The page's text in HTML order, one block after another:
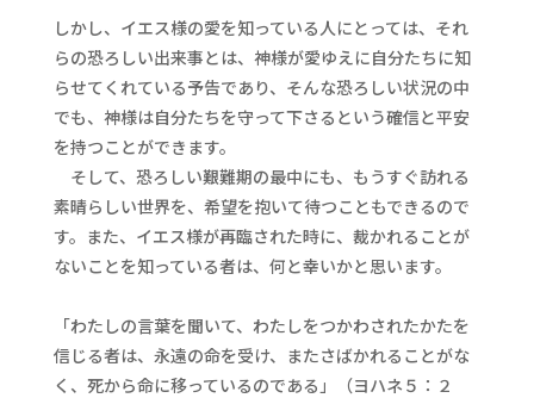
しかし、イエス様の愛を知っている人にとっては、それ
らの恐ろしい出来事とは、神様が愛ゆえに自分たちに知
らせてくれている予告であり、そんな恐ろしい状況の中
でも、神様は自分たちを守って下さるという確信と平安
を持つことができます。
そして、恐ろしい艱難期の最中にも、もうすぐ訪れる
素晴らしい世界を、希望を抱いて待つこともできるので
す。また、イエス様が再臨された時に、裁かれることが
ないことを知っている者は、何と幸いかと思います。
「わたしの言葉を聞いて、わたしをつかわされたかたを
信じる者は、永遠の命を受け、またさばかれることがな
く、死から命に移っているのである」（ヨハネ５：２